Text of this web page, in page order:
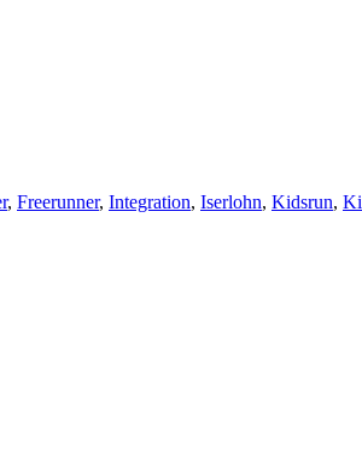
, Freerunner, Integration, Iserlohn, Kidsrun,